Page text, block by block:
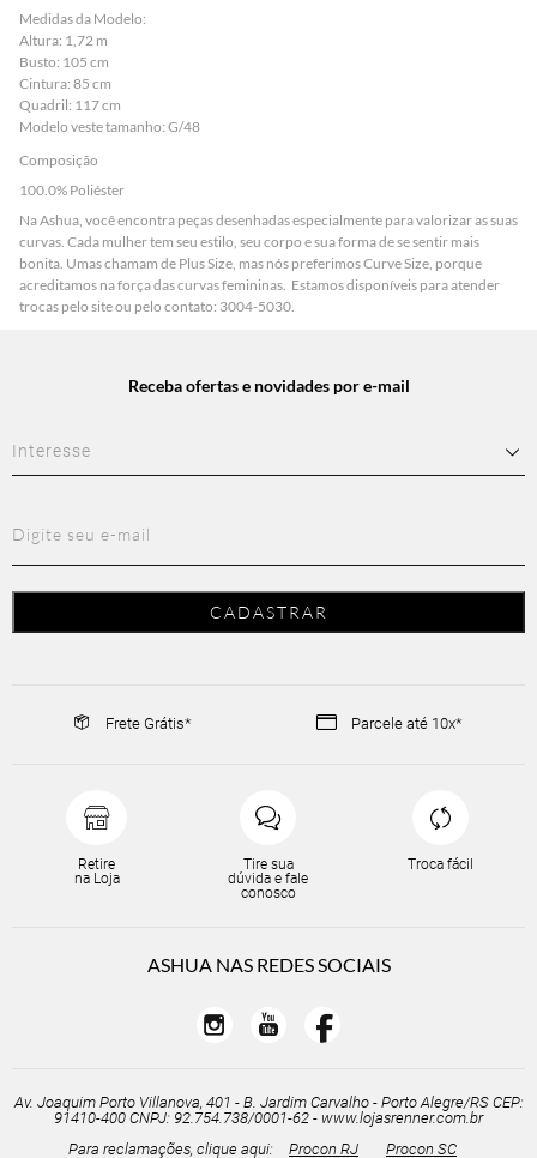
Medidas da Modelo:
Altura: 1,72 m
Busto: 105 cm
Cintura: 85 cm
Quadril: 117 cm
Modelo veste tamanho: G/48
Composição
100.0% Poliéster
Na Ashua, você encontra peças desenhadas especialmente para valorizar as suas
curvas. Cada mulher tem seu estilo, seu corpo e sua forma de se sentir mais
bonita. Umas chamam de Plus Size, mas nós preferimos Curve Size, porque
acreditamos na força das curvas femininas. Estamos disponíveis para atender
trocas pelo site ou pelo contato: 3004-5030.
Receba ofertas e novidades por e-mail
Frete Grátis* Parcele até 10x*
Retire
na Loja
Tire sua
dúvida e fale
conosco
Troca fácil
ASHUA NAS REDES SOCIAIS
  
Av. Joaquim Porto Villanova, 401 - B. Jardim Carvalho - Porto Alegre/RS CEP:
91410-400 CNPJ: 92.754.738/0001-62 - www.lojasrenner.com.br
Para reclamações, clique aqui:
Procon RJ Procon SC